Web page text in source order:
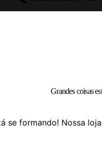
Grandes coisas
se formando! Nossa